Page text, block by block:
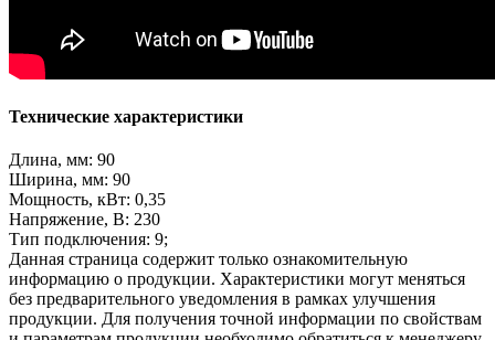
Технические характеристики
Длина, мм: 90
Ширина, мм: 90
Мощность, кВт: 0,35
Напряжение, В: 230
Тип подключения: 9;
Данная страница содержит только ознакомительную
информацию о продукции. Характеристики могут меняться
без предварительного уведомления в рамках улучшения
продукции. Для получения точной информации по свойствам